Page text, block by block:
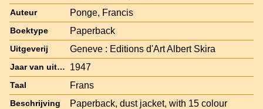
Auteur Ponge, Francis
Boektype Paperback
Uitgeverij Geneve : Editions d'Art Albert Skira
Jaar van uitgave 1947
Taal Frans
Beschrijving
Paperback, dust jacket, with 15 colour